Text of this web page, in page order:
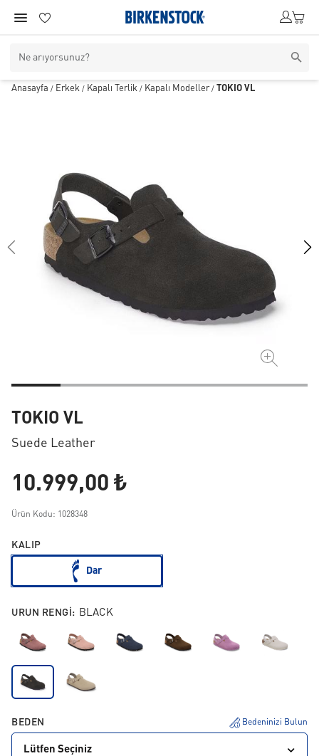
Anasayfa / Erkek / Kapalı Terlik / Kapalı Modeller / TOKIO VL
TOKIO VL
Suede Leather
10.999,00 ₺
Ürün Kodu: 1028348
KALIP
Dar
URUN RENGI: BLACK
BEDEN Bedeninizi Bulun
Lütfen Seçiniz